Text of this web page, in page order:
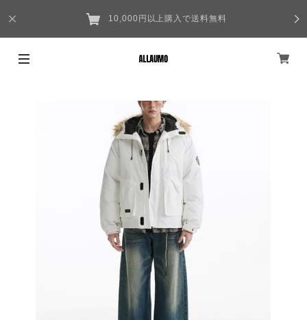
10,000円以上購入で送料無料